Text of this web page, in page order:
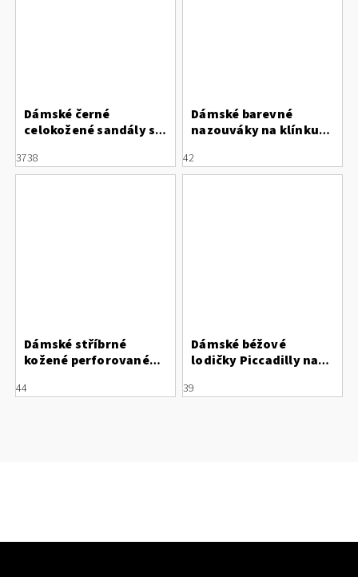
Dámské černé
celokožené sandály s
3738
Dámské barevné
nazouváky na klínku
42
Dámské stříbrné
kožené perforované
44
Dámské béžové
lodičky Piccadilly na
39